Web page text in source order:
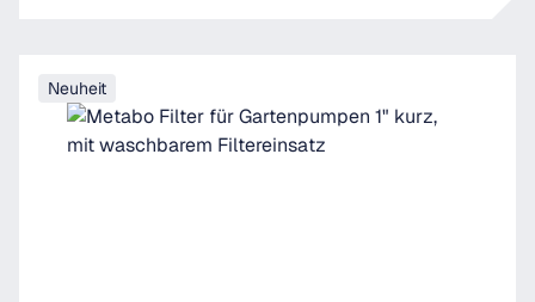
Neuheit